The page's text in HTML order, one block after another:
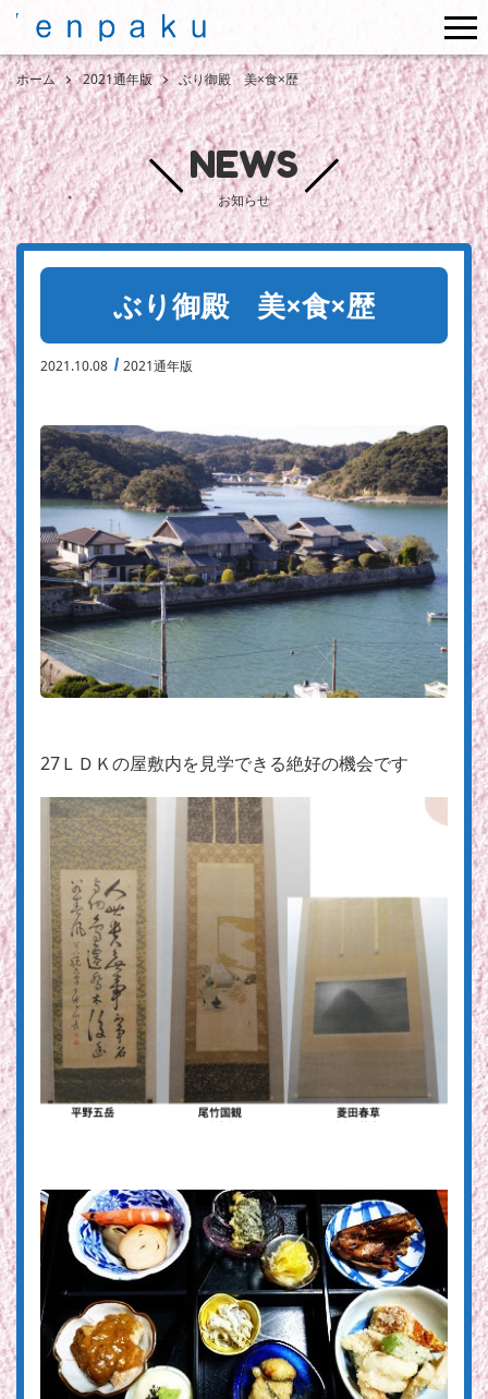
ホーム 2021通年版 ぶり御殿 美×食×歴
NEWS
お知らせ
ぶり御殿 美×食×歴
2021.10.08 2021通年版
27ＬＤＫの屋敷内を見学できる絶好の機会です